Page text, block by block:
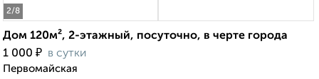
2/8
Дом 120м², 2-этажный, посуточно, в черте города
1 000 ₽ в сутки
Первомайская